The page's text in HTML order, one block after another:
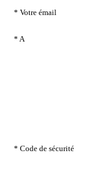
* Votre émail
* A
* Code de sécurité